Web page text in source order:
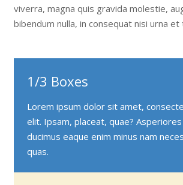
viverra, magna quis gravida molestie,
bibendum nulla, in consequat nisi urna
1/3 Boxes
Lorem ipsum dolor sit amet,
elit. Ipsam, placeat, quae?
ducimus eaque enim minus nam
quas.